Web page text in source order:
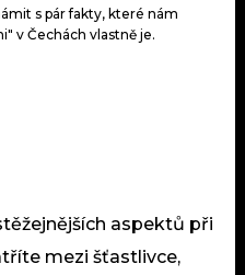
s pár fakty, které nám
v Čechách vlastně je.
aspektů při
mezi šťastlivce,